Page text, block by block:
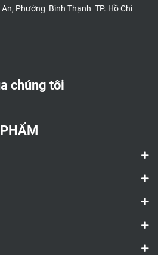
Phường Bình Thạnh TP. Hồ Chí
chúng tôi